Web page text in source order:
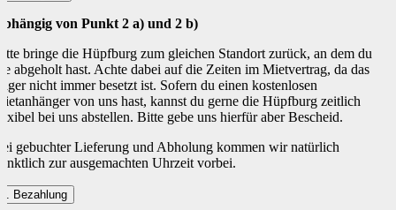
von Punkt 2 a) und 2 b)
bringe die Hüpfburg zum gleichen Standort zurück, an dem du
abgeholt hast. Achte dabei auf die Zeiten im Mietvertrag, da das
nicht immer besetzt ist. Sofern du einen kostenlosen
von uns hast, kannst du gerne die Hüpfburg zeitlich
bei uns abstellen. Bitte gebe uns hierfür aber Bescheid.
gebuchter Lieferung und Abholung kommen wir natürlich
zur ausgemachten Uhrzeit vorbei.
6. Bezahlung